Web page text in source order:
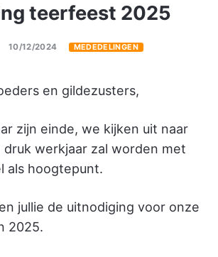
teerfeest 2025
10/12/2024 MEDEDELINGEN
en gildezusters,
zijn einde, we kijken uit naar
druk werkjaar zal worden met
als hoogtepunt.
jullie de uitnodiging voor onze
2025.